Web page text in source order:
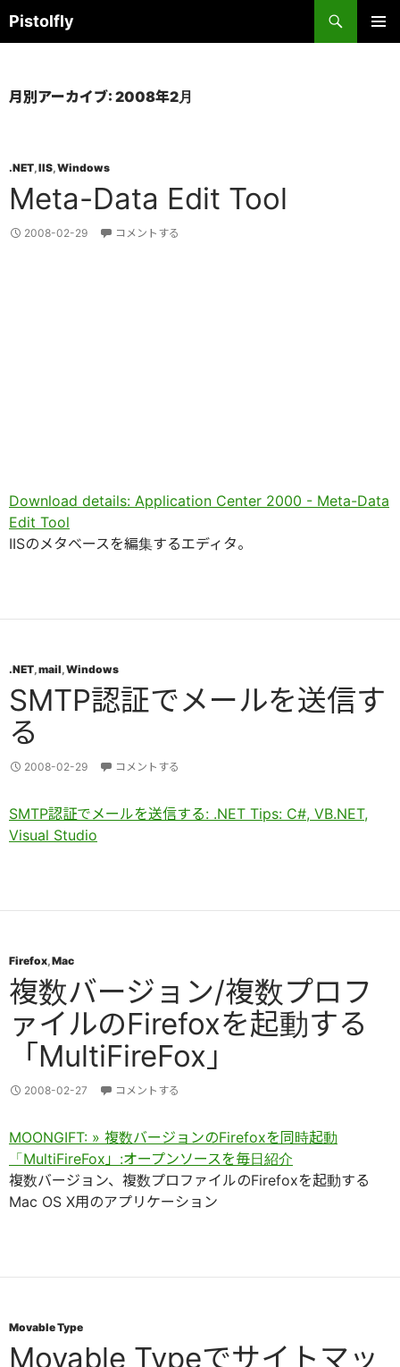
ン
ツ
キ
Pistolfly
索
月別アーカイブ: 2008年2月
.NET,IIS,Windows
Meta-Data Edit Tool
2008-02-29 コメントする
Download details: Application Center 2000 - Meta-Data
Edit Tool
IISのメタベースを編集するエディタ。
.NET,mail,Windows
SMTP認証でメールを送信す
る
2008-02-29 コメントする
SMTP認証でメールを送信する: .NET Tips: C#, VB.NET,
Visual Studio
Firefox,Mac
複数バージョン/複数プロフ
ァイルのFirefoxを起動する
「MultiFireFox」
2008-02-27 コメントする
MOONGIFT: » 複数バージョンのFirefoxを同時起動
「MultiFireFox」:オープンソースを毎日紹介
複数バージョン、複数プロファイルのFirefoxを起動する
Mac OS X用のアプリケーション
Movable Type
Movable Typeでサイトマッ